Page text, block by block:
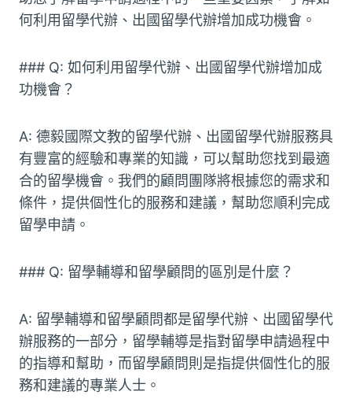
何利用留學代辦、出國留學代辦增加成功機會。
### Q: 如何利用留學代辦、出國留學代辦增加成
功機會？
A: 德毅國際文教的留學代辦、出國留學代辦服務具
有豐富的經驗和專業的知識，可以幫助您找到最適
合的留學機會。我們的顧問團隊將根據您的需求和
條件，提供個性化的服務和建議，幫助您順利完成
留學申請。
### Q: 留學輔導和留學顧問的區別是什麼？
A: 留學輔導和留學顧問都是留學代辦、出國留學代
辦服務的一部分，留學輔導是指對留學申請過程中
的指導和幫助，而留學顧問則是指提供個性化的服
務和建議的專業人士。